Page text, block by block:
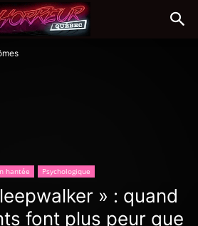
hantée Psychologique
» : quand
font plus peur que